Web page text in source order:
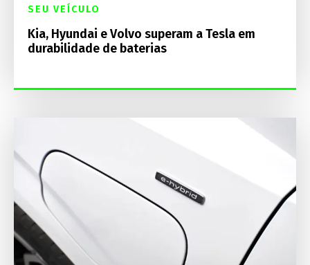
SEU VEÍCULO
Kia, Hyundai e Volvo superam a Tesla em
durabilidade de baterias